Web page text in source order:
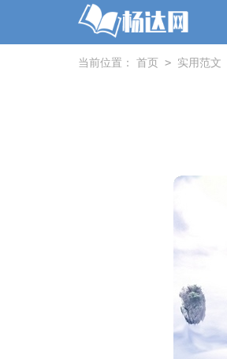
当前位置： 首页 > 实用范文